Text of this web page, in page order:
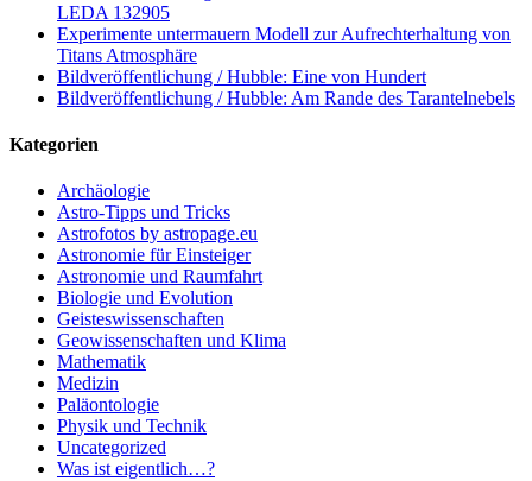
LEDA 132905
Experimente untermauern Modell zur Aufrechterhaltung von
Titans Atmosphäre
Bildveröffentlichung / Hubble: Eine von Hundert
Bildveröffentlichung / Hubble: Am Rande des Tarantelnebels
Kategorien
Archäologie
Astro-Tipps und Tricks
Astrofotos by astropage.eu
Astronomie für Einsteiger
Astronomie und Raumfahrt
Biologie und Evolution
Geisteswissenschaften
Geowissenschaften und Klima
Mathematik
Medizin
Paläontologie
Physik und Technik
Uncategorized
Was ist eigentlich…?